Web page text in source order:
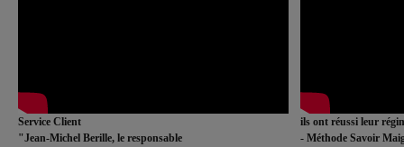
Service Client
"Jean-Michel Berille, le responsable
ils ont réussi leur
- Méthode Savoir